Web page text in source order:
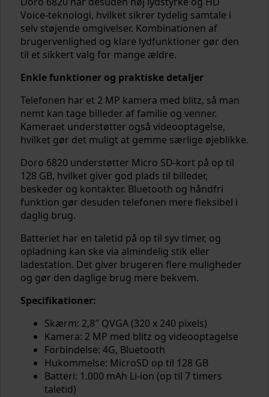
Voice-teknologi, hvilket sikrer tydelig samtale i
selv støjende omgivelser. Kombinationen af
brugervenlighed og klare lydfunktioner gør den
til et sikkert valg for mange ældre.
Enkle funktioner og praktiske detaljer
Telefonen har et 2 MP kamera med blitz, så man
nemt kan tage billeder af familie og venner.
Kameraet understøtter også videooptagelse,
hvilket gør det muligt at gemme særlige øjeblikke.
Doro 6820 understøtter Micro SD-kort på op til
128 GB, hvilket giver god plads til billeder,
beskeder og kontakter. Bluetooth og håndfri
funktion gør desuden telefonen mere fleksibel i
daglig brug.
Batteriet har en taletid på op til syv timer, og
opladning kan ske via almindelig stik eller
ladestation. Det giver brugeren flere muligheder
og gør den daglige brug mere bekvem.
Specifikationer:
Skærm: 2,8″ QVGA (320 x 240 pixels)
Kamera: 2 MP med blitz og videooptagelse
Forbindelse: 4G, Bluetooth
Hukommelse: MicroSD op til 128 GB
Batteri: 1.000 mAh Li-ion (op til 7 timers
taletid)